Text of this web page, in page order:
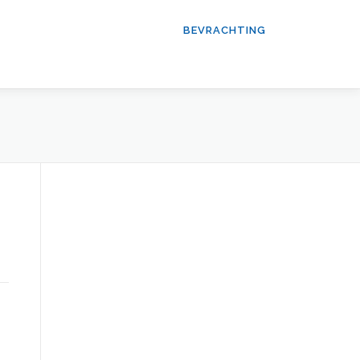
BEVRACHTING